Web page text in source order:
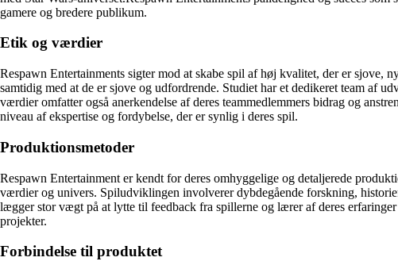
gamere og bredere publikum.
Etik og værdier
Respawn Entertainments sigter mod at skabe spil af høj kvalitet, der er sjove,
samtidig med at de er sjove og udfordrende. Studiet har et dedikeret team af
værdier omfatter også anerkendelse af deres teammedlemmers bidrag og
niveau af ekspertise og fordybelse, der er synlig i deres spil.
Produktionsmetoder
Respawn Entertainment er kendt for deres omhyggelige og detaljerede
værdier og univers. Spiludviklingen involverer dybdegående forskning,
lægger stor vægt på at lytte til feedback fra spillerne og lærer af deres
projekter.
Forbindelse til produktet